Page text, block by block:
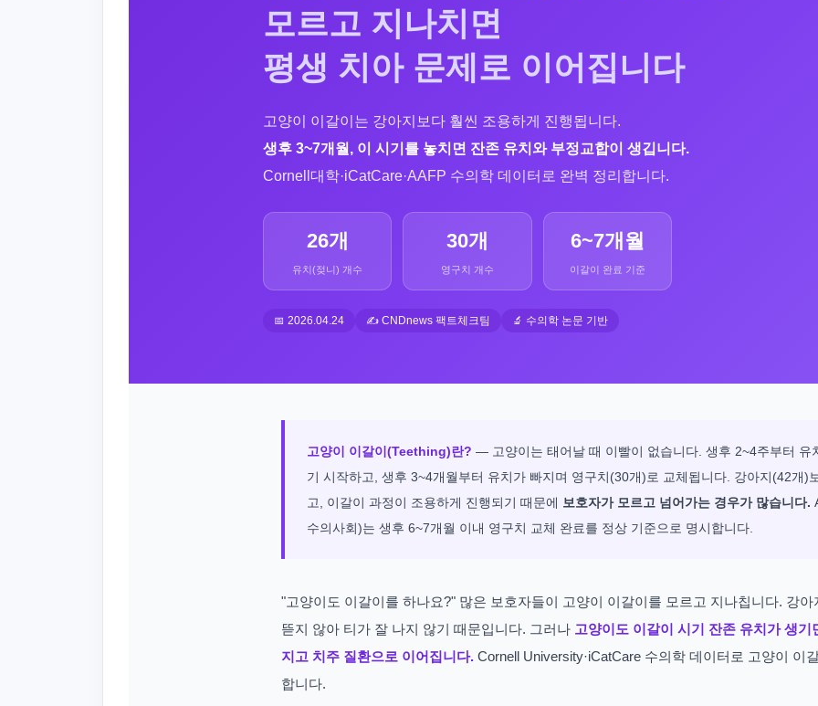
모르고 지나치면
평생 치아 문제로 이어집니다
고양이 이갈이는 강아지보다 훨씬 조용하게 진행됩니다.
생후 3~7개월, 이 시기를 놓치면 잔존 유치와 부정교합이 생깁니다.
Cornell대학·iCatCare·AAFP 수의학 데이터로 완벽 정리합니다.
26개
유치(젖니) 개수
30개
영구치 개수
6~7개월
이갈이 완료 기준
📅 2026.04.24 ✍️ CNDnews 팩트체크팀 🔬 수의학 논문 기반
고양이 이갈이(Teething)란? — 고양이는 태어날 때 이빨이 없습니다. 생후 2~4주부터 유
기 시작하고, 생후 3~4개월부터 유치가 빠지며 영구치(30개)로 교체됩니다. 강아지(42개)
고, 이갈이 과정이 조용하게 진행되기 때문에 보호자가 모르고 넘어가는 경우가 많습니다.
수의사회)는 생후 6~7개월 이내 영구치 교체 완료를 정상 기준으로 명시합니다.
"고양이도 이갈이를 하나요?" 많은 보호자들이 고양이 이갈이를 모르고 지나칩니다. 강
뜯지 않아 티가 잘 나지 않기 때문입니다. 그러나 고양이도 이갈이 시기 잔존 유치가 생기
지고 치주 질환으로 이어집니다. Cornell University·iCatCare 수의학 데이터로 고양이 이
합니다.